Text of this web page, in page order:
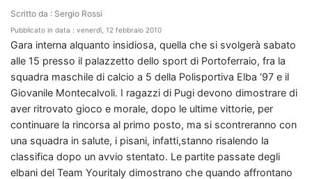
Scritto da : Sergio Rossi
Pubblicato in data : venerdì, 12 febbraio 2010
Gara interna alquanto insidiosa, quella che si svolgerà sabato
alle 15 presso il palazzetto dello sport di Portoferraio, fra la
squadra maschile di calcio a 5 della Polisportiva Elba ‘97 e il
Giovanile Montecalvoli. I ragazzi di Pugi devono dimostrare di
aver ritrovato gioco e morale, dopo le ultime vittorie, per
continuare la rincorsa al primo posto, ma si scontreranno con
una squadra in salute, i pisani, infatti,stanno risalendo la
classifica dopo un avvio stentato. Le partite passate degli
elbani del Team Youritaly dimostrano che quando affrontano